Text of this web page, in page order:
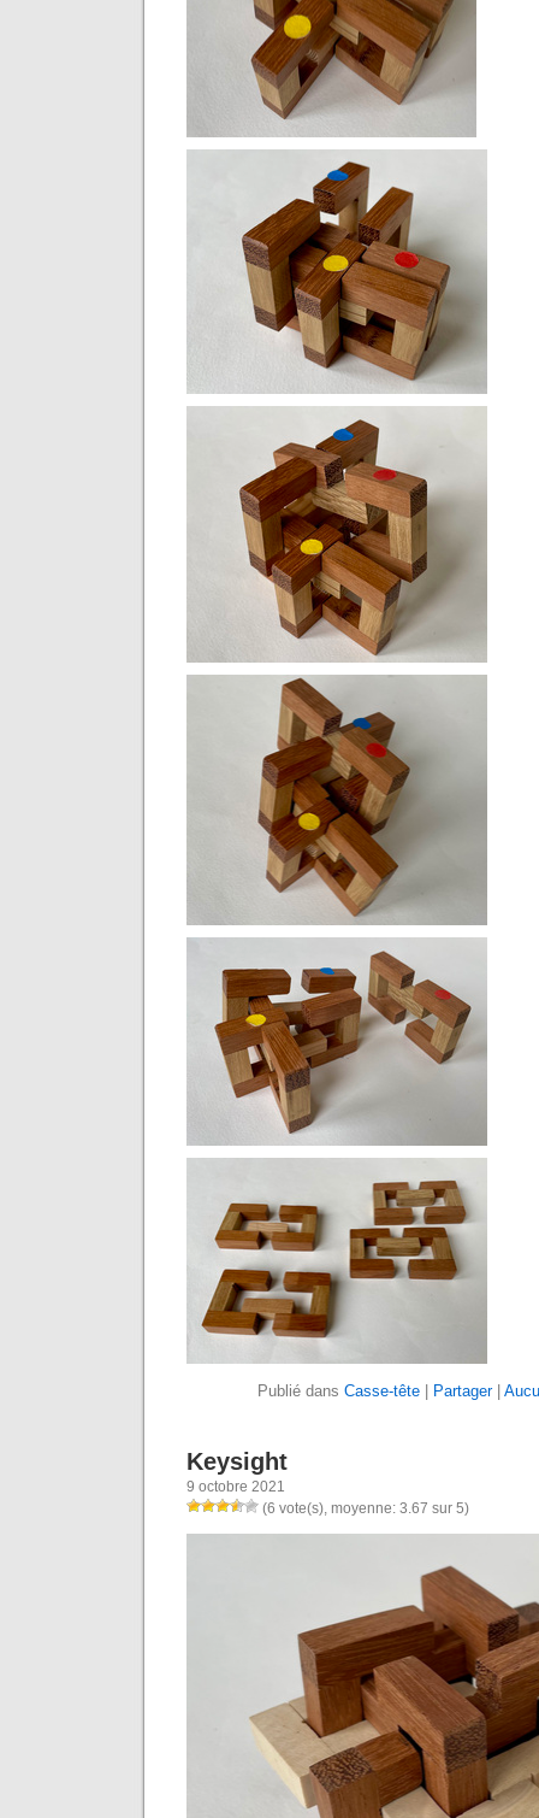
Publié dans Casse-tête Partager|
Keysight
9 octobre 2021
(6 vote(s), moyenne: 3.67 sur 5)